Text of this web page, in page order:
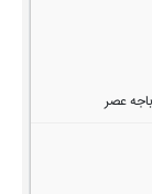
باجه عصر